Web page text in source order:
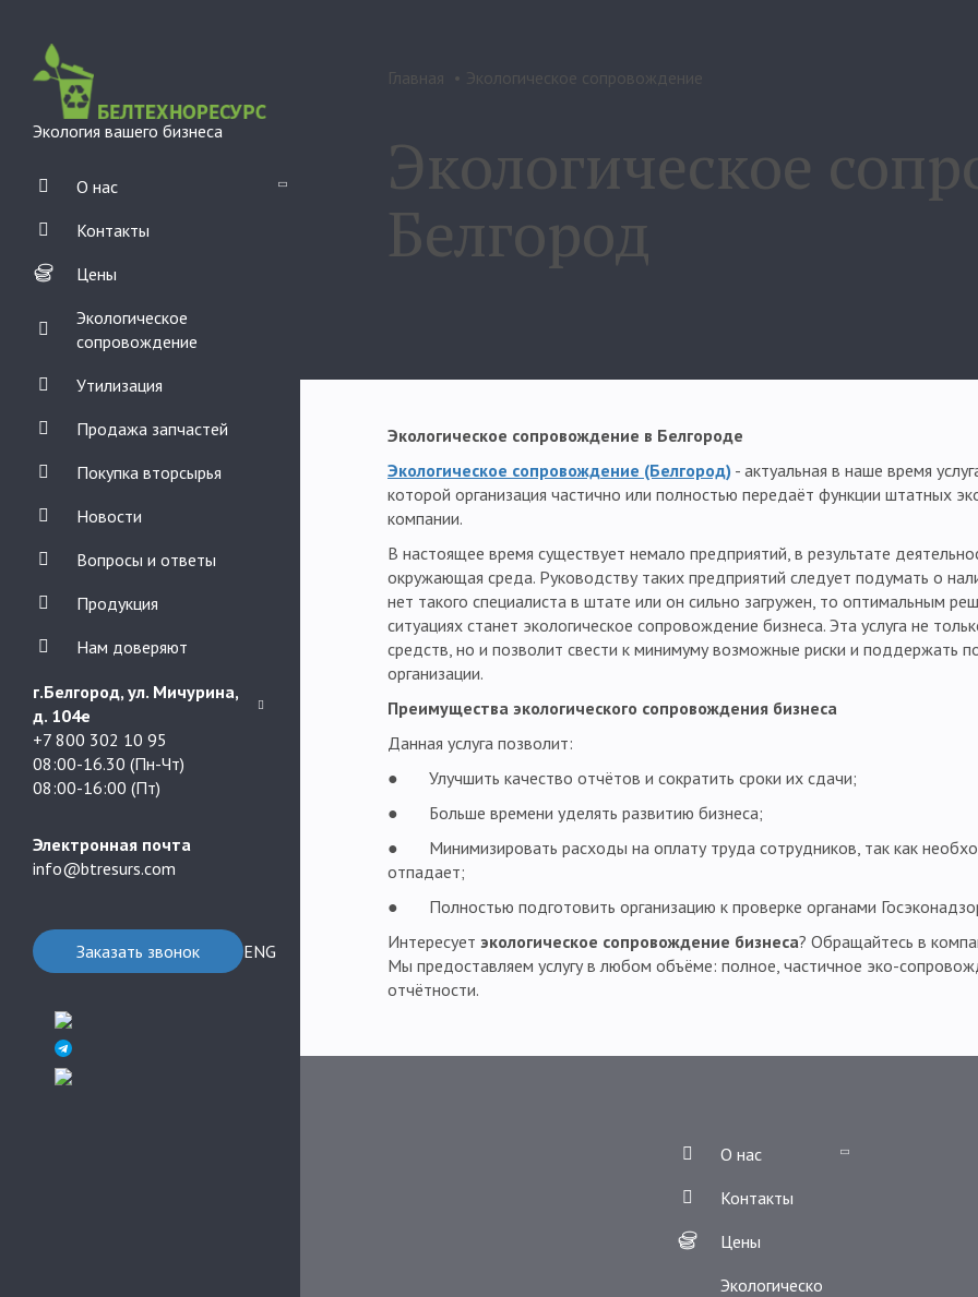
Экология вашего бизнеса
г.Белгород, ул. Мичурина,
д. 104е
+7 800 302 10 95
08:00-16.30 (Пн-Чт)
08:00-16:00 (Пт)
Электронная почта
info@btresurs.com
О насЛицензии
Отзывы
Контакты
Цены
Экологическое
сопровождение
Утилизация
Продажа запчастей
Покупка вторсырья
Новости
Вопросы и ответы
Продукция
Нам доверяют
Заказать звонок ENG
Главная Экологическое сопровождение
Экологическое
Белгород
Экологическое сопровождение в Белгороде
Экологическое сопровождение (Белгород) - актуальная в наше время
которой организация частично или полностью передаёт функции штатных
компании.
В настоящее время существует немало предприятий, в результате
окружающая среда. Руководству таких предприятий следует подумать о
нет такого специалиста в штате или он сильно загружен, то оптимальным
ситуациях станет экологическое сопровождение бизнеса. Эта услуга не
средств, но и позволит свести к минимуму возможные риски и поддержать
организации.
Преимущества экологического сопровождения бизнеса
Данная услуга позволит:
● Улучшить качество отчётов и сократить сроки их сдачи;
● Больше времени уделять развитию бизнеса;
● Минимизировать расходы на оплату труда сотрудников, так как
отпадает;
● Полностью подготовить организацию к проверке органами
Интересует экологическое сопровождение бизнеса? Обращайтесь в
Мы предоставляем услугу в любом объёме: полное, частичное эко-
отчётности.
О нас
Лицензии
ОтзывыКонтакты
Цены
Экологическо